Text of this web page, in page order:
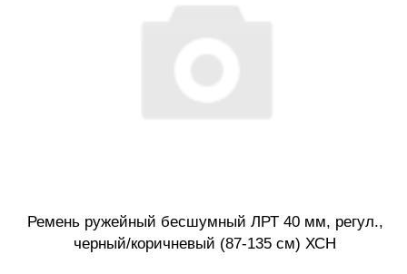
Ремень ружейный бесшумный ЛРТ 40 мм, регул.,
черный/коричневый (87-135 см) ХСН